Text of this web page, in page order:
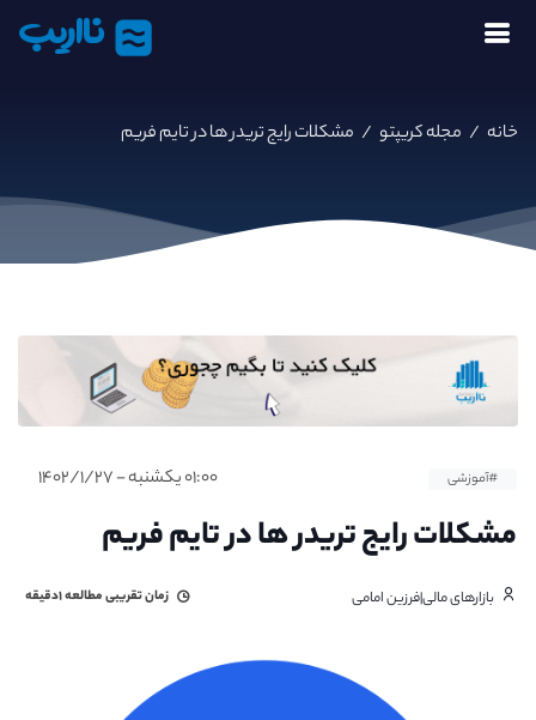
نااریب
خانه / مجله کریپتو / مشکلات رایج تریدر ها در تایم فریم
#آموزشی ۰۱:۰۰ یکشنبه - ۱۴۰۲/۱/۲۷
مشکلات رایج تریدر ها در تایم فریم
بازارهای مالی|فرزین امامی زمان تقریبی مطالعه۱دقیقه